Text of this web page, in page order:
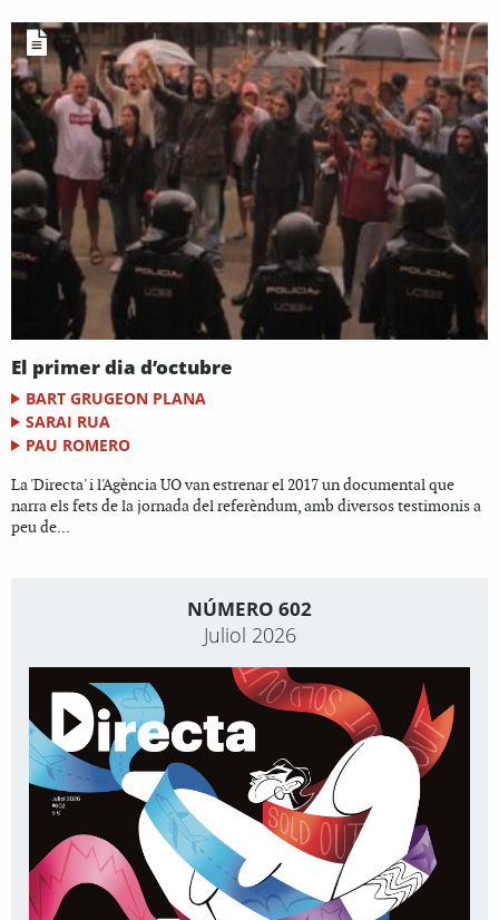
El primer dia d’octubre
BART GRUGEON PLANA
SARAI RUA
PAU ROMERO
La 'Directa' i l'Agència UO van estrenar el 2017 un documental que
narra els fets de la jornada del referèndum, amb diversos testimonis a
peu de...
NÚMERO 602
Juliol 2026